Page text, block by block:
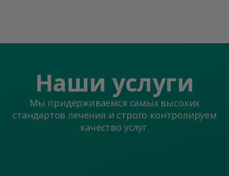
Наши услуги
Мы придерживаемся самых высоких
стандартов лечения и строго контролируем
качество услуг.